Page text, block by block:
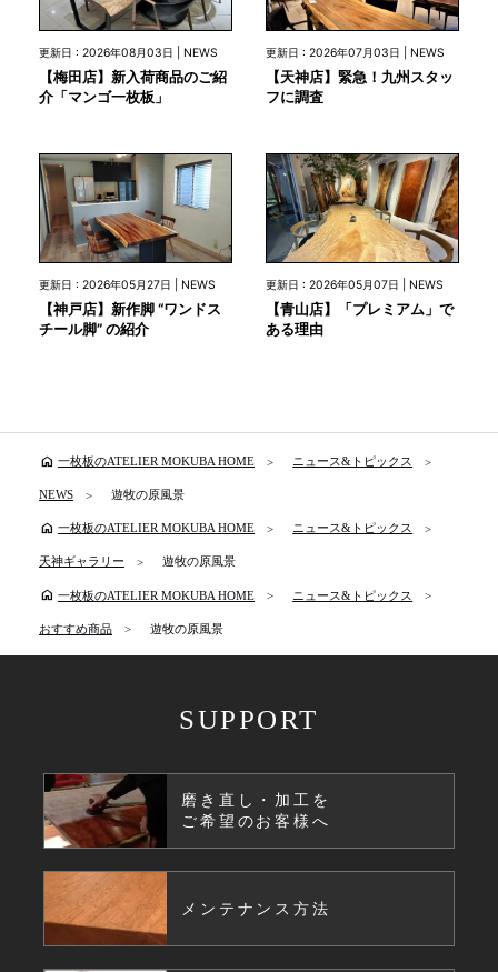
更新日 : 2026年08月03日 | NEWS
【梅田店】新入荷商品のご紹
介「マンゴ一枚板」
更新日 : 2026年07月03日 | NEWS
【天神店】緊急！九州スタッ
フに調査
更新日 : 2026年05月27日 | NEWS
【神戸店】新作脚 “ワンドス
チール脚” の紹介
更新日 : 2026年05月07日 | NEWS
【青山店】「プレミアム」で
ある理由
home 一枚板のATELIER MOKUBA HOME ニュース&トピックス
NEWS 遊牧の原風景
home 一枚板のATELIER MOKUBA HOME ニュース&トピックス
天神ギャラリー 遊牧の原風景
home 一枚板のATELIER MOKUBA HOME ニュース&トピックス
おすすめ商品 遊牧の原風景
SUPPORT
磨き直し・加工を
ご希望のお客様へ
メンテナンス方法